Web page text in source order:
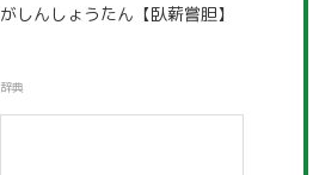
がしんしょうたん【臥薪嘗胆】
辞典